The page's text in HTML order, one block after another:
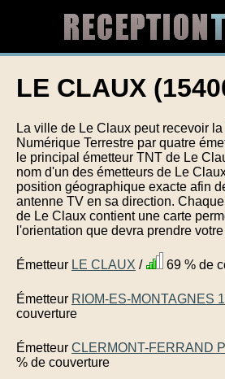
LE CLAUX
La ville de Le Claux peut recevoir
Numérique Terrestre par quatre
le principal émetteur TNT de Le
nom d'un des émetteurs de Le
position géographique exacte afin
antenne TV en sa direction.
de Le Claux contient une carte
l'orientation que devra prendre
Émetteur LE CLAUX / 69 % de
Émetteur RIOM-ES-MONTAGNES 1
couverture
Émetteur CLERMONT-FERRAND
% de couverture